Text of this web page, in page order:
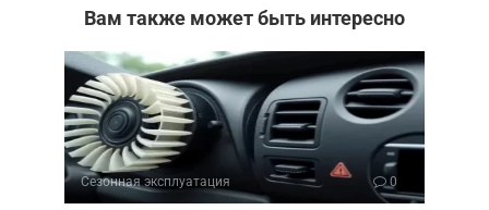
Вам также может быть интересно
Сезонная эксплуатация 0